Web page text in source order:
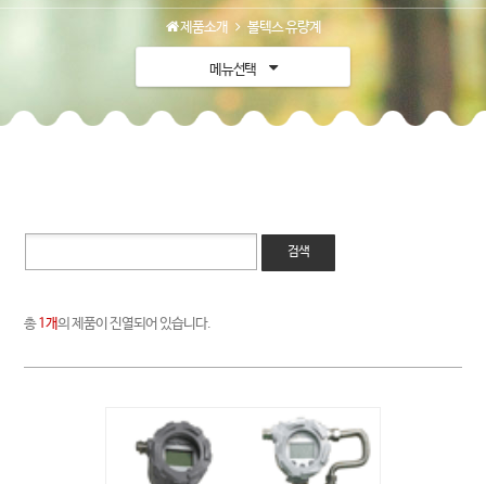
제품소개 볼텍스 유량계
메뉴선택
검색
총1개의 제품이 진열되어 있습니다.